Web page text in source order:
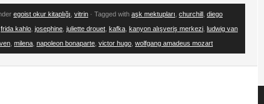
egoist okur kitaplığı vitrin · Tagged with aşk mektupları churchill diego
frida kahlo josephine juliette drouet kafka kanyon alışveriş merkezi ludwig van
milena napoleon bonaparte victor hugo wolfgang amadeus mozart